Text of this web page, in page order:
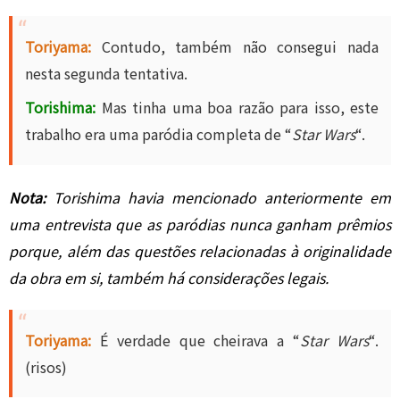
Toriyama: Contudo, também não consegui nada
nesta segunda tentativa.
Torishima: Mas tinha uma boa razão para isso, este
trabalho era uma paródia completa de “Star Wars“.
Nota: Torishima havia mencionado anteriormente em
uma entrevista que as paródias nunca ganham prêmios
porque, além das questões relacionadas à originalidade
da obra em si, também há considerações legais.
Toriyama: É verdade que cheirava a “Star Wars“.
(risos)